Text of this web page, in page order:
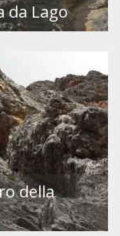
da Lago
della